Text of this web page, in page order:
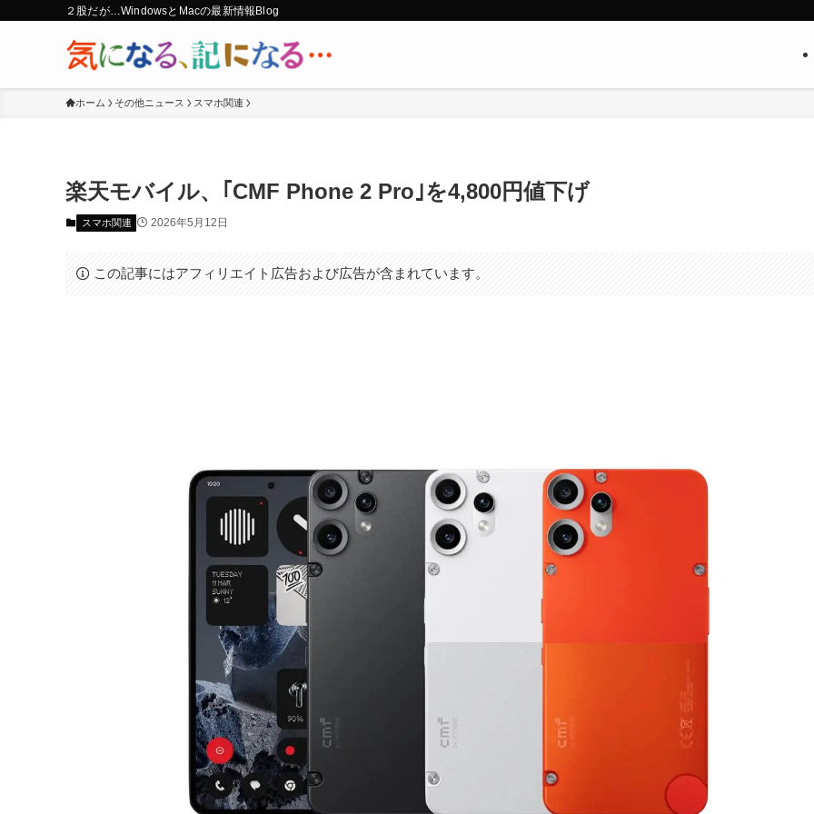
２股だが…WindowsとMacの最新情報Blog
ホーム その他ニュース スマホ関連
楽天モバイル、｢CMF Phone 2 Pro｣を4,800円値下げ
スマホ関連 2026年5月12日
この記事にはアフィリエイト広告および広告が含まれています。